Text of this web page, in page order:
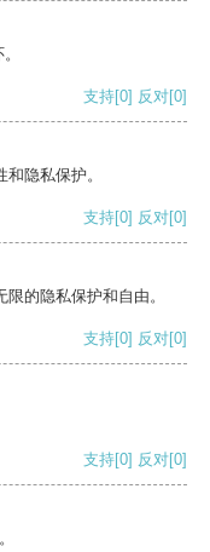
支持[0] 反对[0]
隐私保护。
支持[0] 反对[0]
的隐私保护和自由。
支持[0] 反对[0]
支持[0] 反对[0]